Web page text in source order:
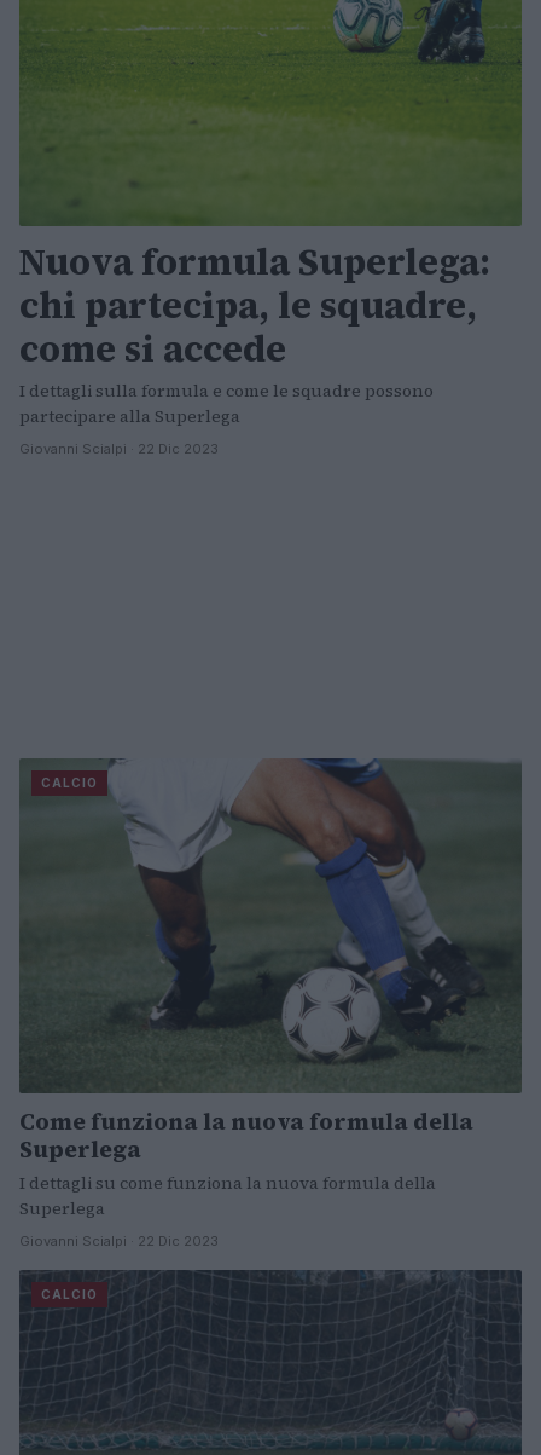
Nuova formula Superlega:
chi partecipa, le squadre,
come si accede
I dettagli sulla formula e come le squadre possono
partecipare alla Superlega
Giovanni Scialpi · 22 Dic 2023
CALCIO
Come funziona la nuova formula della
Superlega
I dettagli su come funziona la nuova formula della
Superlega
Giovanni Scialpi · 22 Dic 2023
CALCIO